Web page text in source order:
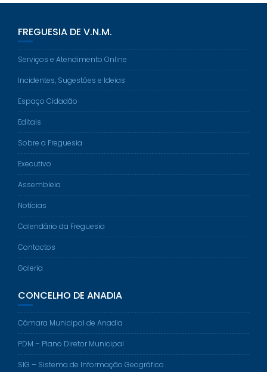
FREGUESIA DE V.N.M.
Serviços e Atendimento Online
Incidentes, Sugestões e Ideias
Espaço Cidadão
Editais
Sobre a Freguesia
Executivo
Assembleia
Notícias
Calendário da Freguesia
Contactos
Galeria
CONCELHO DE ANADIA
Câmara Municipal de Anadia
PDM – Plano Diretor Municipal
SIG – Sistema de Informação Geográfico